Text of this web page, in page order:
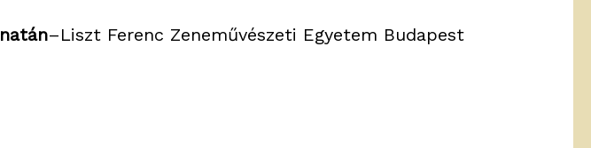
–Liszt Ferenc Zeneművészeti Egyetem Budapest